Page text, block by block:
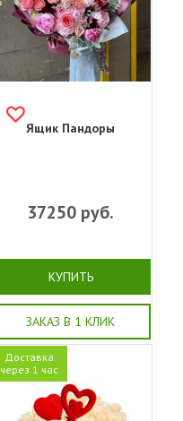
Ящик Пандоры
37250 руб.
КУПИТЬ
ЗАКАЗ В 1 КЛИК
Доставка
через 1 час